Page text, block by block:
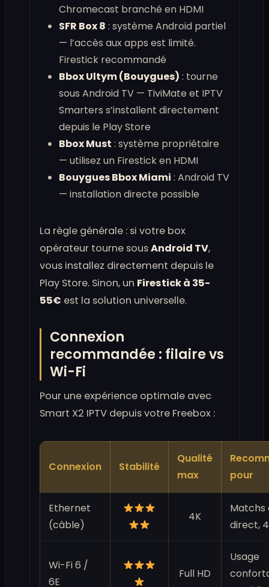
Chromecast branché en HDMI
SFR Box 8 : système Android partiel
— l’accès aux apps est limité.
Firestick recommandé
Bbox Ultym (Bouygues) : tourne
sous Android TV — TiviMate et IPTV
Smarters s’installent directement
depuis le Play Store
Bbox Must : système propriétaire
— utilisez un Firestick en HDMI
Bouygues Bbox Miami : Android TV
— installation directe possible
La règle générale : si votre box
opérateur tourne sousAndroid TV,
vous installez directement depuis le
Play Store. Sinon, un Firestick à 35-
55€ est la solution universelle.
Connexion
recommandée : filaire vs
Wi-Fi
Pour une expérience optimale avec
Smart X2 IPTV depuis votre Freebox :
Connexion Stabilité
Qualité
max
pour
Ethernet
(câble)
4K
Matchs
direct,
Wi-Fi 6 /
6E
Full HD
Usage